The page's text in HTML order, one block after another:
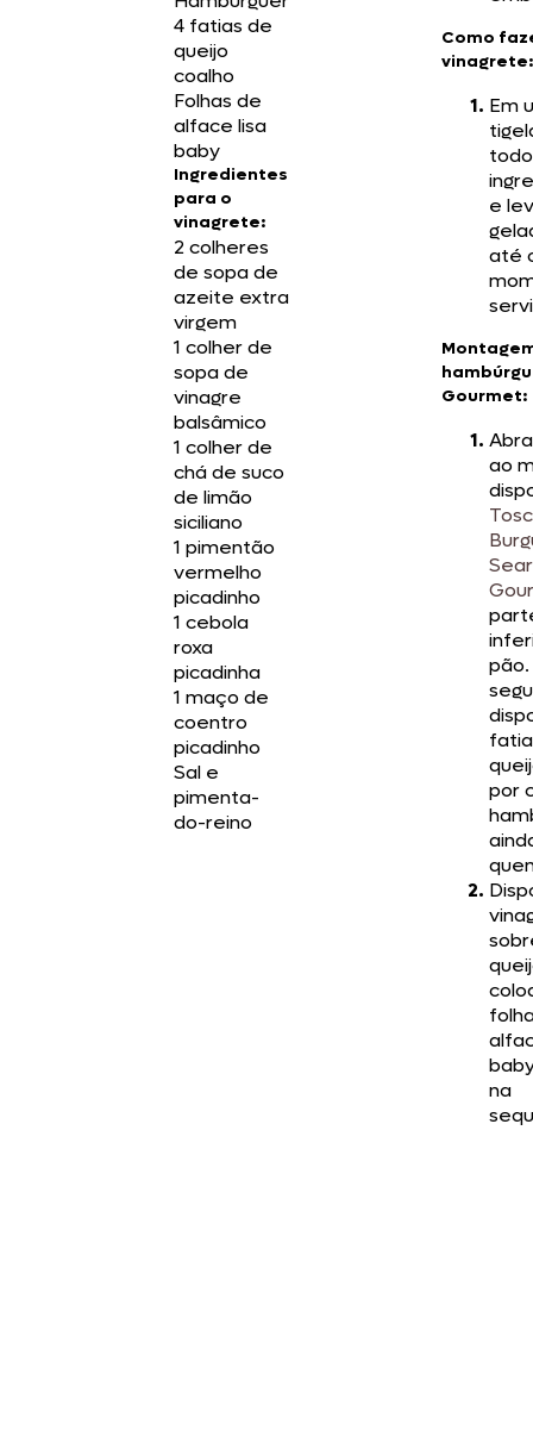
4 fatias de
queijo
coalho
Folhas de
alface lisa
baby
Ingredientes
para o
vinagrete:
2 colheres
de sopa de
azeite extra
virgem
1 colher de
sopa de
vinagre
balsâmico
1 colher de
chá de suco
de limão
siciliano
1 pimentão
vermelho
picadinho
1 cebola
roxa
picadinha
1 maço de
coentro
picadinho
Sal e
pimenta-
do-reino
Como
vinagrete:
Em
e
até
Gourmet:
ao
pão.
por
na